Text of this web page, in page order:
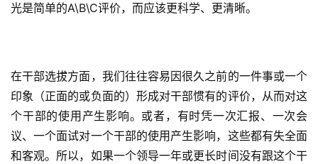
光是简单的A\B\C评价，而应该更科学、更清晰。
在干部选拔方面，我们往往容易因很久之前的一件事或一个
印象（正面的或负面的）形成对干部惯有的评价，从而对这
个干部的使用产生影响。或者，有时凭一次汇报、一次会
议、一个面试对一个干部的使用产生影响，这些都有失全面
和客观。所以，如果一个领导一年或更长时间没有跟这个干